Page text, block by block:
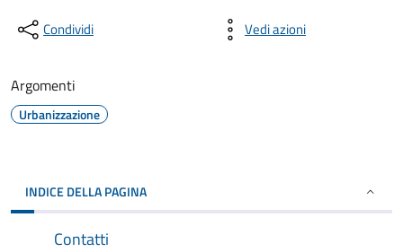
Condividi Vedi azioni
Argomenti
Urbanizzazione
INDICE DELLA PAGINA
Contatti